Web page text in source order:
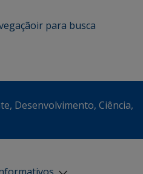
ir para busca
Desenvolvimento, Ciência,